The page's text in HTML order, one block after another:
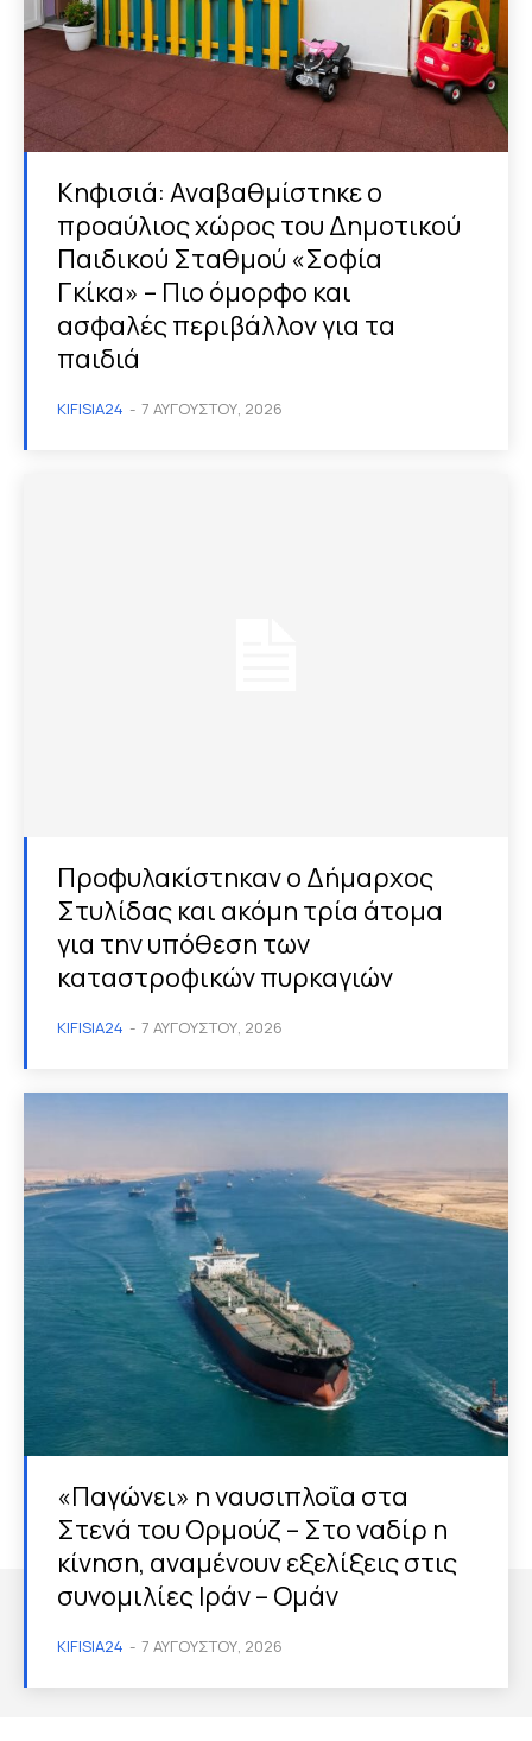
Κηφισιά: Αναβαθμίστηκε ο
προαύλιος χώρος του Δημοτικού
Παιδικού Σταθμού «Σοφία
Γκίκα» – Πιο όμορφο και
ασφαλές περιβάλλον για τα
παιδιά
KIFISIA24 - 7 ΑΥΓΟΎΣΤΟΥ, 2026
Προφυλακίστηκαν ο Δήμαρχος
Στυλίδας και ακόμη τρία άτομα
για την υπόθεση των
καταστροφικών πυρκαγιών
KIFISIA24 - 7 ΑΥΓΟΎΣΤΟΥ, 2026
«Παγώνει» η ναυσιπλοΐα στα
Στενά του Ορμούζ – Στο ναδίρ η
κίνηση, αναμένουν εξελίξεις στις
συνομιλίες Ιράν – Ομάν
KIFISIA24 - 7 ΑΥΓΟΎΣΤΟΥ, 2026